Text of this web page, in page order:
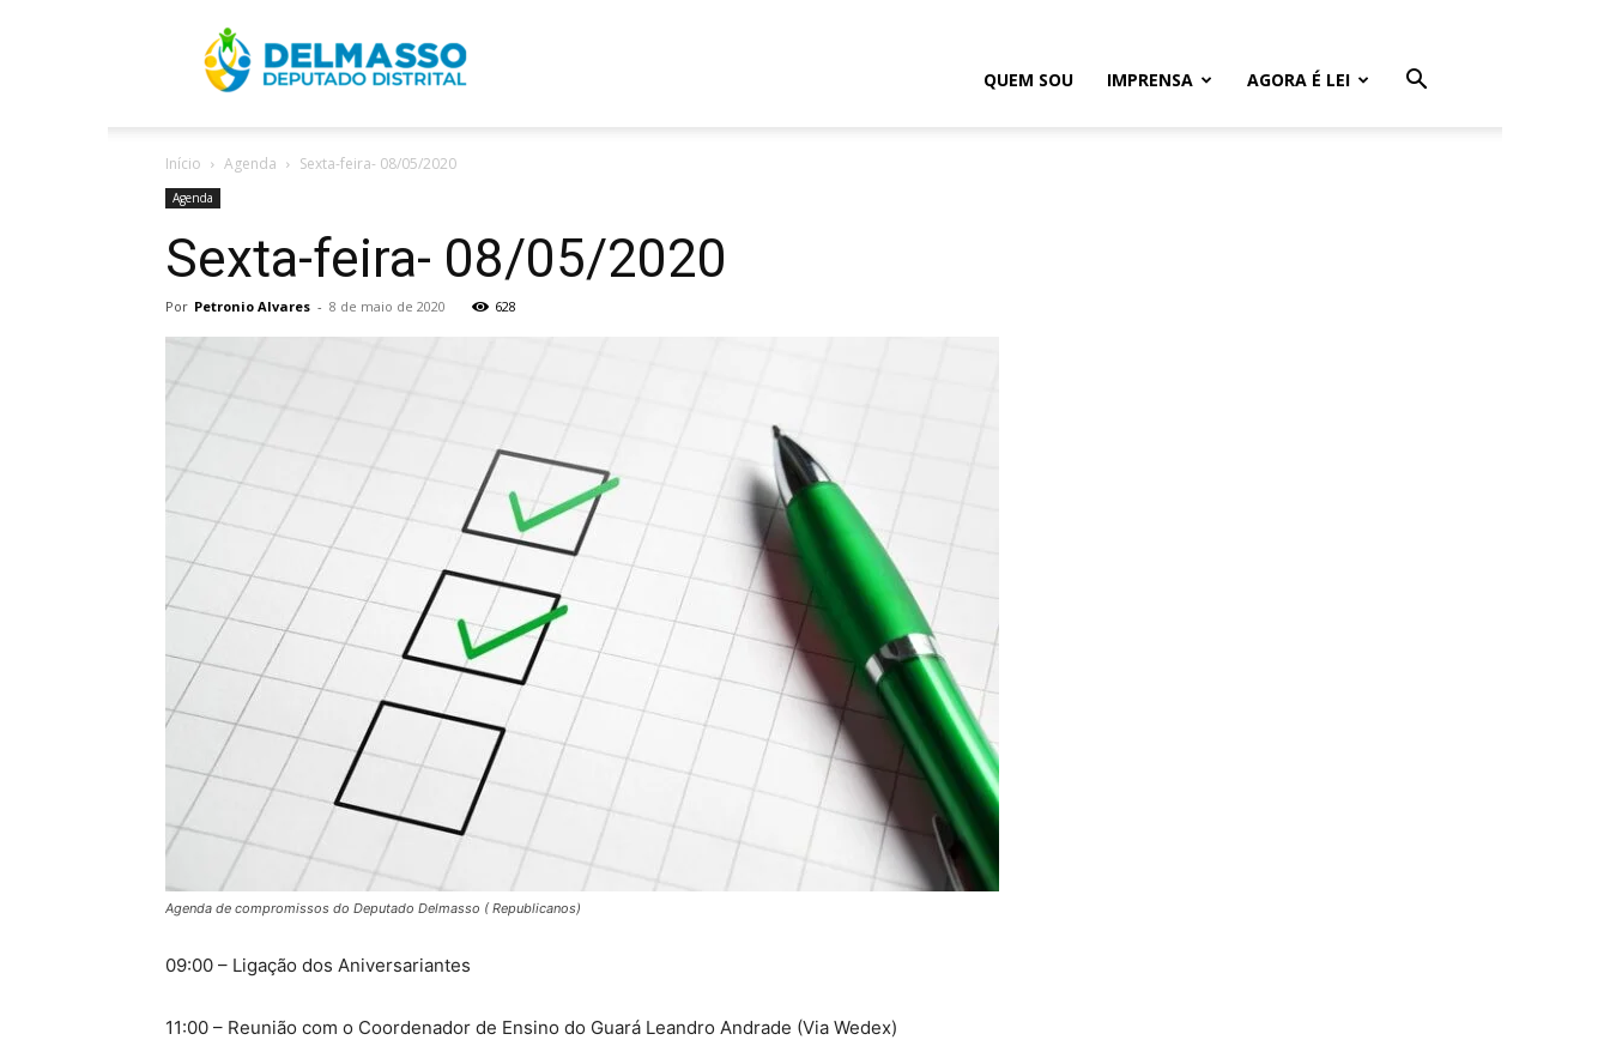
QUEM SOU IMPRENSA AGORA É LEI
Início Agenda Sexta-feira- 08/05/2020
Agenda
Sexta-feira- 08/05/2020
Por Petronio Alvares - 8 de maio de 2020 628
Agenda de compromissos do Deputado Delmasso ( Republicanos)
09:00 – Ligação dos Aniversariantes
11:00 – Reunião com o Coordenador de Ensino do Guará Leandro Andrade (Via Wedex)